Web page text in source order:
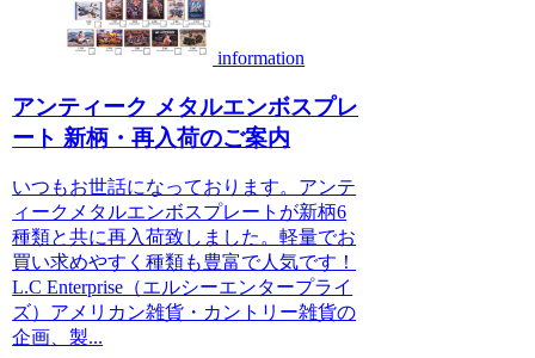
information
アンティーク メタルエンボスプレ
ート 新柄・再入荷のご案内
いつもお世話になっております。アンテ
ィークメタルエンボスプレートが新柄6
種類と共に再入荷致しました。軽量でお
買い求めやすく種類も豊富で人気です！
L.C Enterprise（エルシーエンタープライ
ズ）アメリカン雑貨・カントリー雑貨の
企画、製...